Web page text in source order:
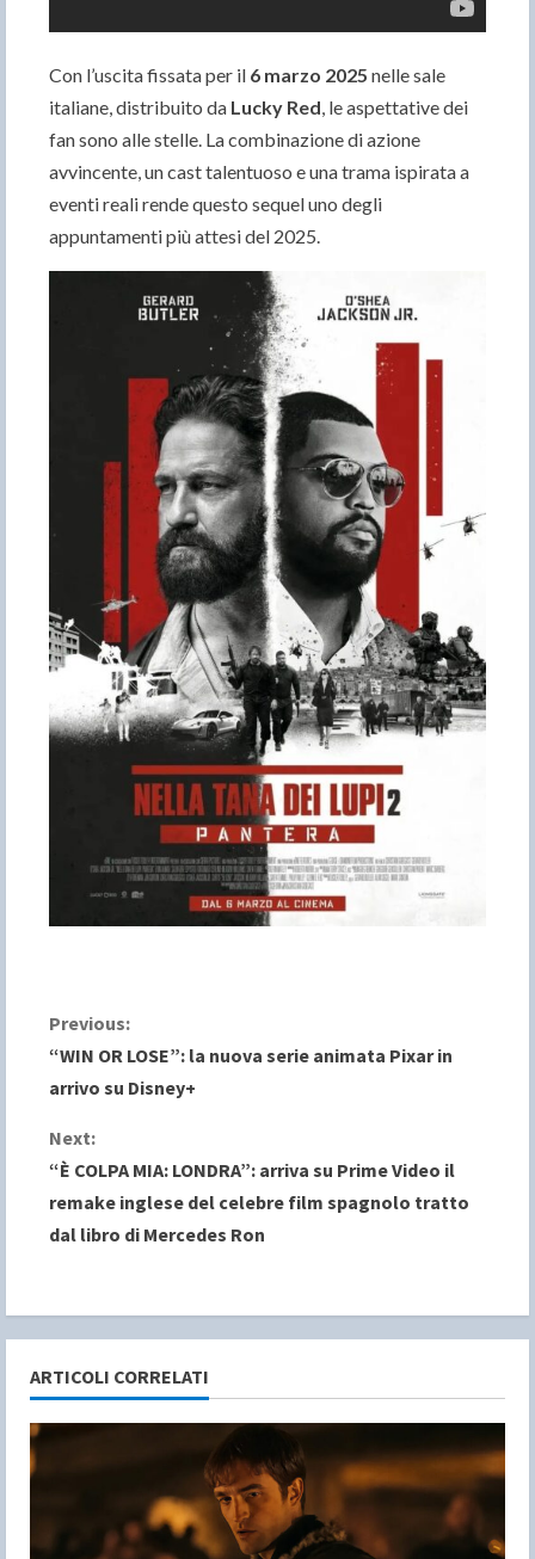
Con l’uscita fissata per il 6 marzo 2025 nelle sale
italiane, distribuito da Lucky Red, le aspettative dei
fan sono alle stelle. La combinazione di azione
avvincente, un cast talentuoso e una trama ispirata a
eventi reali rende questo sequel uno degli
appuntamenti più attesi del 2025.
C
o
n
t
i
u
e
R
Previous:
“WIN OR LOSE”: la nuova serie animata Pixar in
arrivo su Disney+
Next:
“È COLPA MIA: LONDRA”: arriva su Prime Video il
remake inglese del celebre film spagnolo tratto
dal libro di Mercedes Ron
ARTICOLI CORRELATI